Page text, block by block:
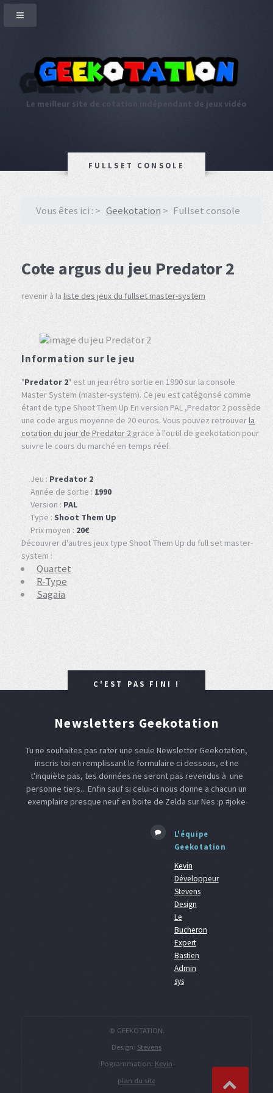
Le meilleur site de cotation indépendant de jeux vidéo
FULLSET CONSOLE
Vous êtes ici : Geekotation Fullset console
Cote argus du jeu Predator 2
revenir à la liste des jeux du fullset master-system
Information sur le jeu
"Predator 2" est un jeu rétro sortie en 1990 sur la console
Master System (master-system). Ce jeu est catégorisé comme
étant de type Shoot Them Up En version PAL ,Predator 2 possède
une code argus moyenne de 20 euros. Vous pouvez retrouverla
cotation du jour de Predator 2 grace à l'outil de geekotation pour
suivre le cours du marché en temps réel.
Jeu : Predator 2
Année de sortie : 1990
Version : PAL
Type : Shoot Them Up
Prix moyen : 20€
Découvrer d'autres jeux type Shoot Them Up du full set master-
system :
Quartet
R-Type
Sagaia
C'EST PAS FINI !
Newsletters Geekotation
Tu ne souhaites pas rater une seule Newsletter Geekotation,
inscris toi en remplissant le formulaire ci dessous, et ne
t'inquiète pas, tes données ne seront pas revendus à une
personne tiers... Enfin sauf si celui-ci nous donne a chacun un
exemplaire presque neuf en boite de Zelda sur Nes :p #joke
L'équipe
Geekotation
Kevin
Développeur
Stevens
Design
Le
Bucheron
Expert
Bastien
Admin
sys
© GEEKOTATION.
Design: Stevens
Pogrammation: Kevin
plan du site